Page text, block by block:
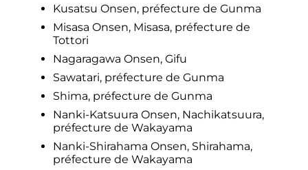
Kusatsu Onsen, préfecture de Gunma
Misasa Onsen, Misasa, préfecture de
Tottori
Nagaragawa Onsen, Gifu
Sawatari, préfecture de Gunma
Shima, préfecture de Gunma
Nanki-Katsuura Onsen, Nachikatsuura,
préfecture de Wakayama
Nanki-Shirahama Onsen, Shirahama,
préfecture de Wakayama